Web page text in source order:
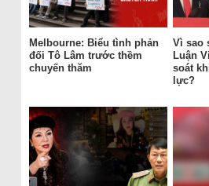
Melbourne: Biểu tình phản
đối Tô Lâm trước thềm
chuyến thăm
Vì sao
Luận
soát
lực?